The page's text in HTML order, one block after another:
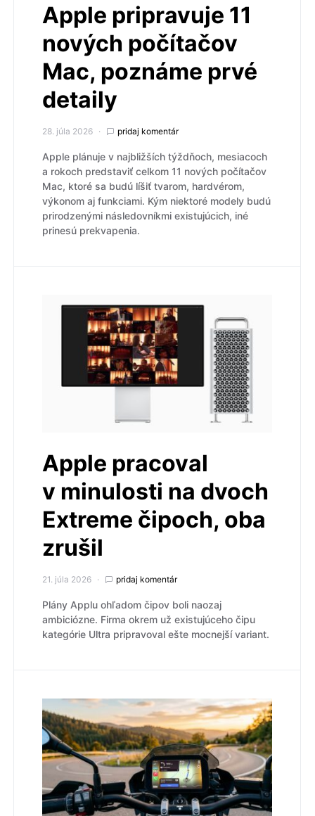
Apple pripravuje 11
nových počítačov
Mac, poznáme prvé
detaily
28. júla 2026 pridaj komentár
Apple plánuje v najbližších týždňoch, mesiacoch
a rokoch predstaviť celkom 11 nových počítačov
Mac, ktoré sa budú líšiť tvarom, hardvérom,
výkonom aj funkciami. Kým niektoré modely budú
prirodzenými následovníkmi existujúcich, iné
prinesú prekvapenia.
Apple pracoval
v minulosti na dvoch
Extreme čipoch, oba
zrušil
21. júla 2026 pridaj komentár
Plány Applu ohľadom čipov boli naozaj
ambiciózne. Firma okrem už existujúceho čipu
kategórie Ultra pripravoval ešte mocnejší variant.